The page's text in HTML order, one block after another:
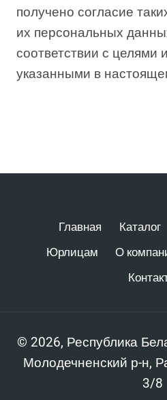
получено согласие
их персональных
соответствии с целями
указанными в
Главная Каталог
Юрлицам
О
© 2026, Республика
Молодечненский р-н,
3/8